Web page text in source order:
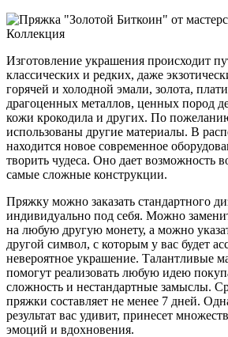
Изготовление украшения происходит
классических и редких, даже
горячей и холодной эмали, золота,
драгоценных металлов, ценных пород
кожи крокодила и других. По
использованы другие материалы. В
находится новое современное
творить чудеса. Оно дает возможность
самые сложные конструкции.
Пряжку можно заказать стандартного
индивидуально под себя. Можно
на любую другую монету, а можно
другой символ, с которым у вас будет
невероятное украшение. Талантливые
помогут реализовать любую идею
сложность и нестандартные замыслы.
пряжки составляет не менее 7 дней.
результат вас удивит, принесет
эмоций и вдохновения.